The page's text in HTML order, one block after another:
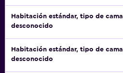
Habitación estándar, tipo de cama
desconocido
Habitación estándar, tipo de cama
desconocido